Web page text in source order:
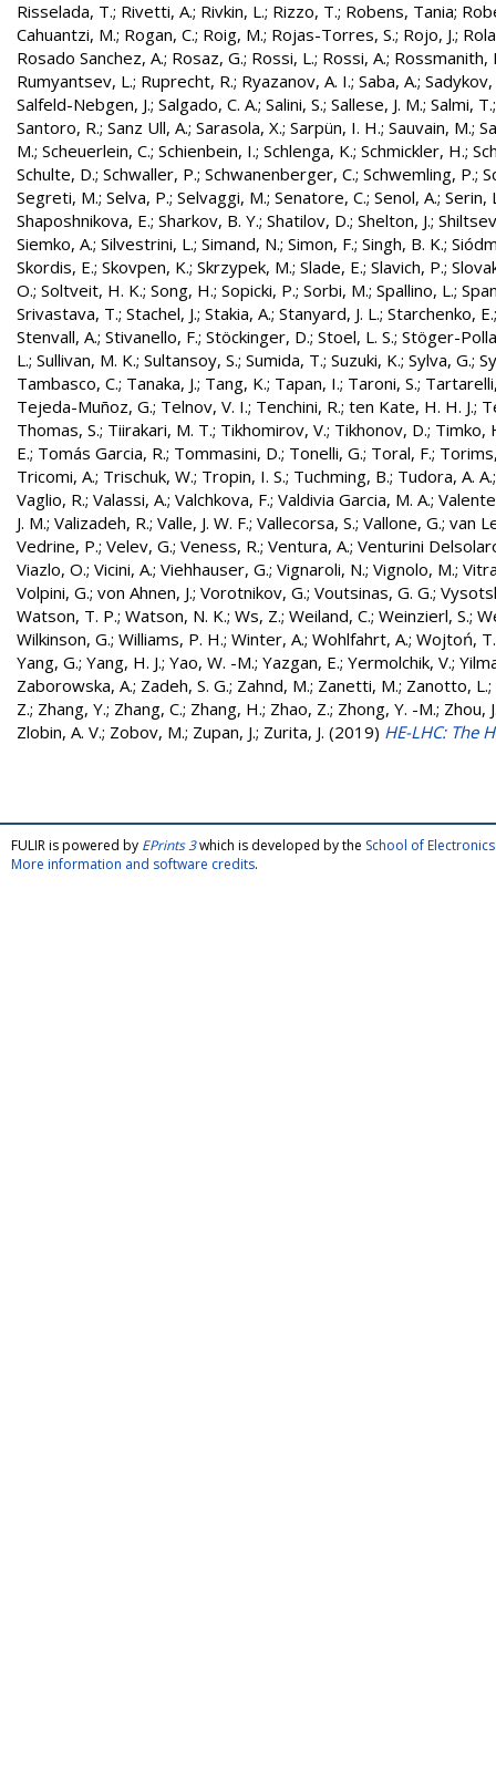
Risselada, T.; Rivetti, A.; Rivkin, L.; Rizzo, T.; Robens, Tania;
Cahuantzi, M.; Rogan, C.; Roig, M.; Rojas-Torres, S.; Rojo, J.;
Rosado Sanchez, A.; Rosaz, G.; Rossi, L.; Rossi, A.; Rossmanith,
Rumyantsev, L.; Ruprecht, R.; Ryazanov, A. I.; Saba, A.; Sadykov,
Salfeld-Nebgen, J.; Salgado, C. A.; Salini, S.; Sallese, J. M.; Salmi, T.
Santoro, R.; Sanz Ull, A.; Sarasola, X.; Sarpün, I. H.; Sauvain, M.;
M.; Scheuerlein, C.; Schienbein, I.; Schlenga, K.; Schmickler, H.;
Schulte, D.; Schwaller, P.; Schwanenberger, C.; Schwemling, P.;
Segreti, M.; Selva, P.; Selvaggi, M.; Senatore, C.; Senol, A.; Serin,
Shaposhnikova, E.; Sharkov, B. Y.; Shatilov, D.; Shelton, J.;
Siemko, A.; Silvestrini, L.; Simand, N.; Simon, F.; Singh, B. K.;
Skordis, E.; Skovpen, K.; Skrzypek, M.; Slade, E.; Slavich, P.;
O.; Soltveit, H. K.; Song, H.; Sopicki, P.; Sorbi, M.; Spallino, L.;
Srivastava, T.; Stachel, J.; Stakia, A.; Stanyard, J. L.; Starchenko, E.
Stenvall, A.; Stivanello, F.; Stöckinger, D.; Stoel, L. S.; Stöger-
L.; Sullivan, M. K.; Sultansoy, S.; Sumida, T.; Suzuki, K.; Sylva, G.;
Tambasco, C.; Tanaka, J.; Tang, K.; Tapan, I.; Taroni, S.;
Tejeda-Muñoz, G.; Telnov, V. I.; Tenchini, R.; ten Kate, H. H. J.;
Thomas, S.; Tiirakari, M. T.; Tikhomirov, V.; Tikhonov, D.; Timko,
E.; Tomás Garcia, R.; Tommasini, D.; Tonelli, G.; Toral, F.;
Tricomi, A.; Trischuk, W.; Tropin, I. S.; Tuchming, B.; Tudora, A. A.
Vaglio, R.; Valassi, A.; Valchkova, F.; Valdivia Garcia, M. A.;
J. M.; Valizadeh, R.; Valle, J. W. F.; Vallecorsa, S.; Vallone, G.; van
Vedrine, P.; Velev, G.; Veness, R.; Ventura, A.; Venturini
Viazlo, O.; Vicini, A.; Viehhauser, G.; Vignaroli, N.; Vignolo, M.;
Volpini, G.; von Ahnen, J.; Vorotnikov, G.; Voutsinas, G. G.;
Watson, T. P.; Watson, N. K.; Ws, Z.; Weiland, C.; Weinzierl, S.;
Wilkinson, G.; Williams, P. H.; Winter, A.; Wohlfahrt, A.; Wojtoń, T.
Yang, G.; Yang, H. J.; Yao, W. -M.; Yazgan, E.; Yermolchik, V.;
Zaborowska, A.; Zadeh, S. G.; Zahnd, M.; Zanetti, M.; Zanotto, L.;
Z.; Zhang, Y.; Zhang, C.; Zhang, H.; Zhao, Z.; Zhong, Y. -M.; Zhou,
Zlobin, A. V.; Zobov, M.; Zupan, J.; Zurita, J. (2019) HE-LHC: The
FULIR is powered by EPrints 3which is developed by the School of
More information and software credits.